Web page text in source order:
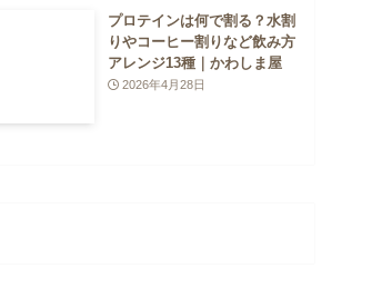
プロテインは何で割る？水割
りやコーヒー割りなど飲み方
アレンジ13種｜かわしま屋
2026年4月28日